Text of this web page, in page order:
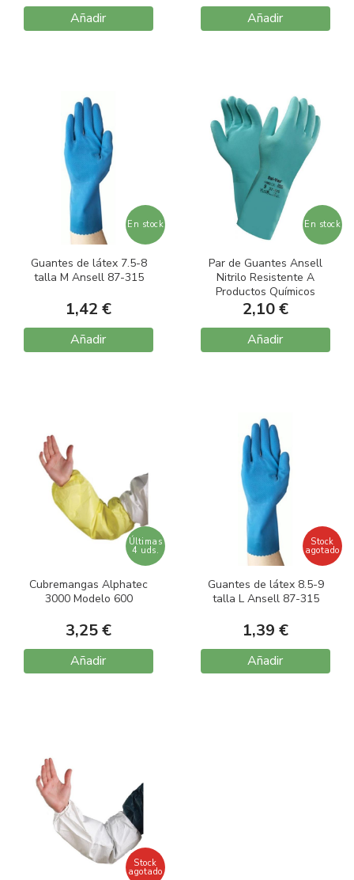
Añadir Añadir
En stock
Guantes de látex 7.5-8
talla M Ansell 87-315
1,42 €
Añadir
En stock
Par de Guantes Ansell
Nitrilo Resistente A
Productos Químicos
Color Verde Talla 10
2,10 €
Añadir
Últimas
4 uds.
Cubremangas Alphatec
3000 Modelo 600
3,25 €
Añadir
Stock
agotado
Guantes de látex 8.5-9
talla L Ansell 87-315
1,39 €
Añadir
Stock
agotado